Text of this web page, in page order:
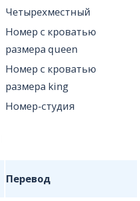
Четырехместный
Номер с кроватью
размера queen
Номер с кроватью
размера king
Номер-студия
Перевод